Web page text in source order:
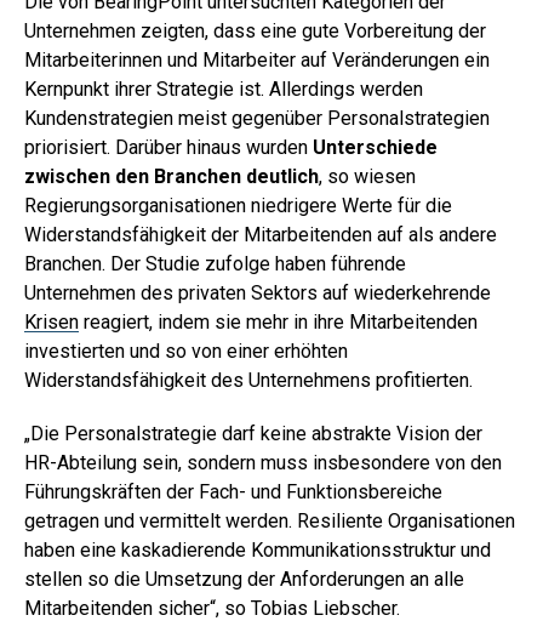
Unternehmen zeigten, dass eine gute Vorbereitung der
Mitarbeiterinnen und Mitarbeiter auf Veränderungen ein
Kernpunkt ihrer Strategie ist. Allerdings werden
Kundenstrategien meist gegenüber Personalstrategien
priorisiert. Darüber hinaus wurden Unterschiede
zwischen den Branchen deutlich, so wiesen
Regierungsorganisationen niedrigere Werte für die
Widerstandsfähigkeit der Mitarbeitenden auf als andere
Branchen. Der Studie zufolge haben führende
Unternehmen des privaten Sektors auf wiederkehrende
Krisen reagiert, indem sie mehr in ihre Mitarbeitenden
investierten und so von einer erhöhten
Widerstandsfähigkeit des Unternehmens profitierten.
„Die Personalstrategie darf keine abstrakte Vision der
HR-Abteilung sein, sondern muss insbesondere von den
Führungskräften der Fach- und Funktionsbereiche
getragen und vermittelt werden. Resiliente Organisationen
haben eine kaskadierende Kommunikationsstruktur und
stellen so die Umsetzung der Anforderungen an alle
Mitarbeitenden sicher“, so Tobias Liebscher.